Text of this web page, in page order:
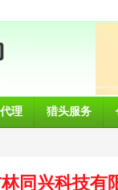
理 猎头服务
同兴科技有